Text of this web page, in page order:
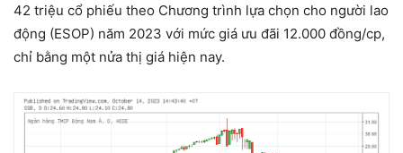
42 triệu cổ phiếu theo Chương trình lựa chọn cho người lao
động (ESOP) năm 2023 với mức giá ưu đãi 12.000 đồng/cp,
chỉ bằng một nửa thị giá hiện nay.